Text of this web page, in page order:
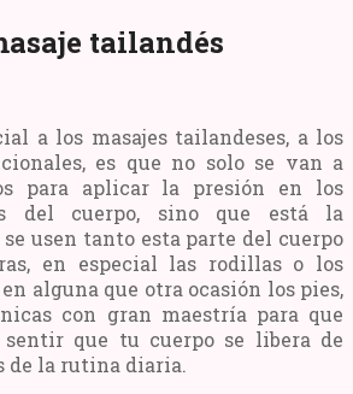
tailandés
a los masajes tailandeses, a los
es que no solo se van a
para aplicar la presión en los
del cuerpo, sino que está la
usen tanto esta parte del cuerpo
en especial las rodillas o los
alguna que otra ocasión los pies,
con gran maestría para que
sentir que tu cuerpo se libera de
de la rutina diaria.